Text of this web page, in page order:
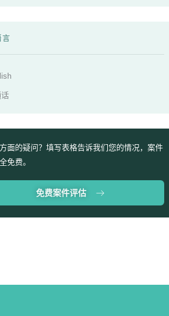
面的疑问？填写表格告诉我们您的情况，案件
免费。
免费案件评估